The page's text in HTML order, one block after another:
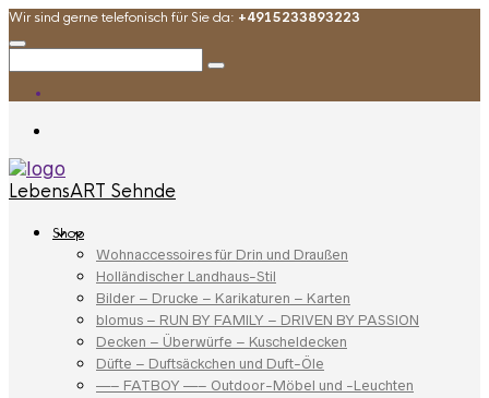
Wir sind gerne telefonisch für Sie da: +4915233893223
LebensART Sehnde
Shop
Wohnaccessoires für Drin und Draußen
Holländischer Landhaus-Stil
Bilder – Drucke – Karikaturen – Karten
blomus – RUN BY FAMILY – DRIVEN BY PASSION
Decken – Überwürfe – Kuscheldecken
Düfte – Duftsäckchen und Duft-Öle
—– FATBOY —– Outdoor-Möbel und -Leuchten